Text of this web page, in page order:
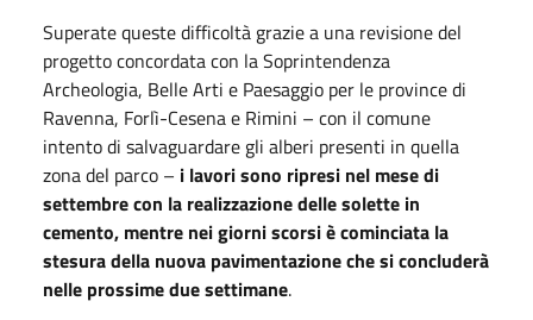
Superate queste difficoltà grazie a una revisione del
progetto concordata con la Soprintendenza
Archeologia, Belle Arti e Paesaggio per le province di
Ravenna, Forlì-Cesena e Rimini – con il comune
intento di salvaguardare gli alberi presenti in quella
zona del parco – i lavori sono ripresi nel mese di
settembre con la realizzazione delle solette in
cemento, mentre nei giorni scorsi è cominciata la
stesura della nuova pavimentazione che si concluderà
nelle prossime due settimane.